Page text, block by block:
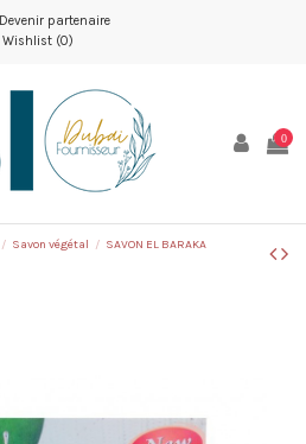
Devenir partenaire
Wishlist (0)
0
Savon végétal
SAVON EL BARAKA